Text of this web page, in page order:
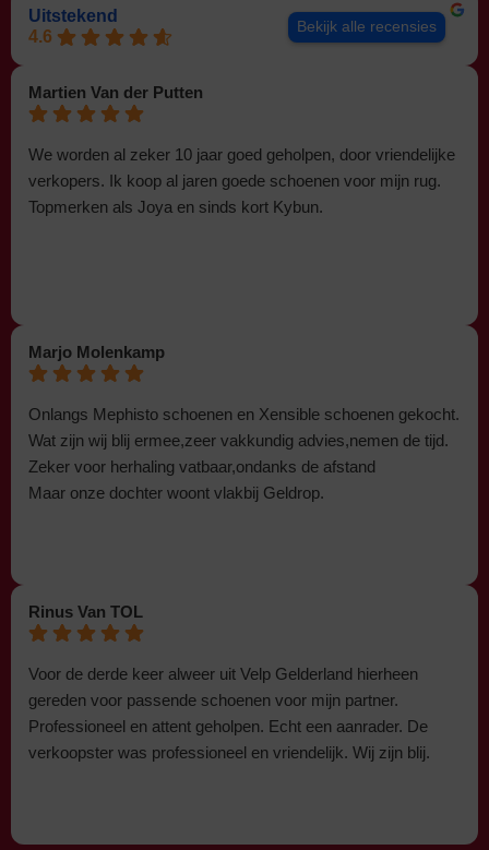
Uitstekend
4.6
Bekijk alle recensies
Martien Van der Putten
We worden al zeker 10 jaar goed geholpen, door vriendelijke
verkopers. Ik koop al jaren goede schoenen voor mijn rug.
Topmerken als Joya en sinds kort Kybun.
Marjo Molenkamp
Onlangs Mephisto schoenen en Xensible schoenen gekocht.
Wat zijn wij blij ermee,zeer vakkundig advies,nemen de tijd.
Zeker voor herhaling vatbaar,ondanks de afstand
Maar onze dochter woont vlakbij Geldrop.
Rinus Van TOL
Voor de derde keer alweer uit Velp Gelderland hierheen
gereden voor passende schoenen voor mijn partner.
Professioneel en attent geholpen. Echt een aanrader. De
verkoopster was professioneel en vriendelijk. Wij zijn blij.